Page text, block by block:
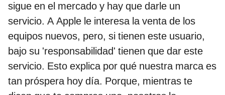
sigue en el mercado y hay que darle un
servicio. A Apple le interesa la venta de los
equipos nuevos, pero, si tienen este usuario,
bajo su 'responsabilidad' tienen que dar este
servicio. Esto explica por qué nuestra marca es
tan próspera hoy día. Porque, mientras te